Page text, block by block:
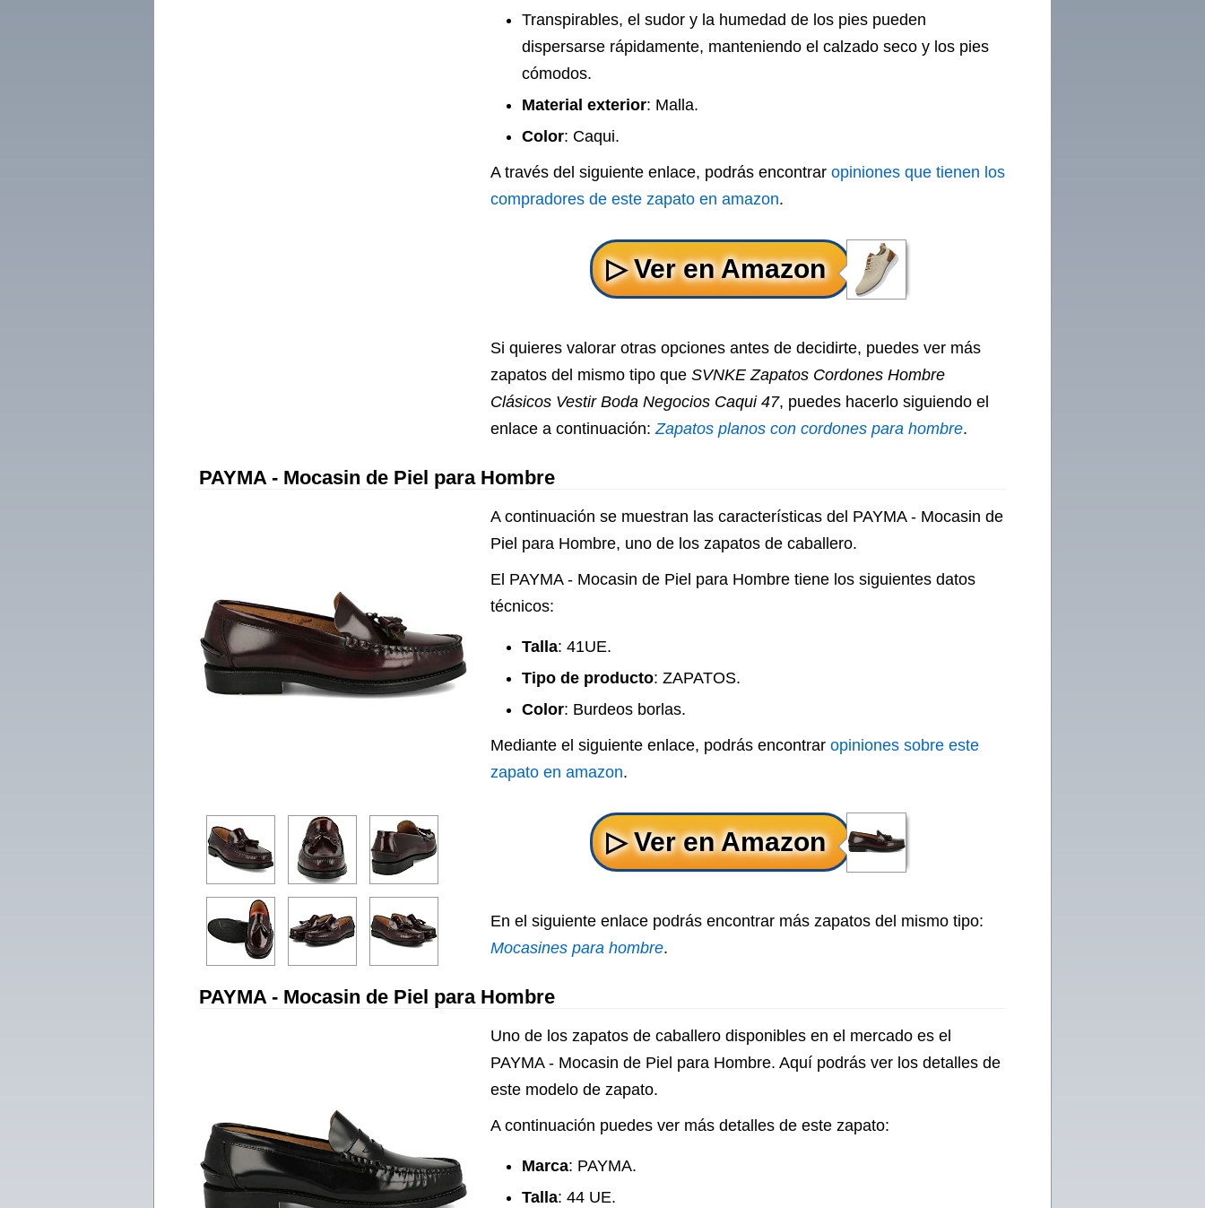
Transpirables, el sudor y la humedad de los pies pueden
dispersarse rápidamente, manteniendo el calzado seco y los pies
cómodos.
Material exterior: Malla.
Color: Caqui.
A través del siguiente enlace, podrás encontrar opiniones que tienen los
compradores de este zapato en amazon.
Si quieres valorar otras opciones antes de decidirte, puedes ver más
zapatos del mismo tipo que SVNKE Zapatos Cordones Hombre
Clásicos Vestir Boda Negocios Caqui 47, puedes hacerlo siguiendo el
enlace a continuación:Zapatos planos con cordones para hombre.
PAYMA - Mocasin de Piel para Hombre
A continuación se muestran las características del PAYMA - Mocasin de
Piel para Hombre, uno de los zapatos de caballero.
El PAYMA - Mocasin de Piel para Hombre tiene los siguientes datos
técnicos:
Talla: 41UE.
Tipo de producto: ZAPATOS.
Color: Burdeos borlas.
Mediante el siguiente enlace, podrás encontrar opiniones sobre este
zapato en amazon.
En el siguiente enlace podrás encontrar más zapatos del mismo tipo:
Mocasines para hombre.
PAYMA - Mocasin de Piel para Hombre
Uno de los zapatos de caballero disponibles en el mercado es el
PAYMA - Mocasin de Piel para Hombre. Aquí podrás ver los detalles de
este modelo de zapato.
A continuación puedes ver más detalles de este zapato:
Marca: PAYMA.
Talla: 44 UE.